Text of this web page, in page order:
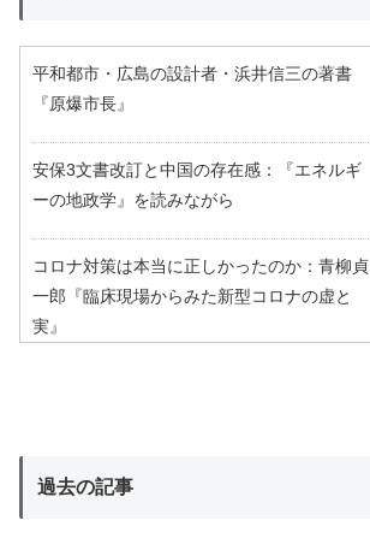
平和都市・広島の設計者・浜井信三の著書
『原爆市長』
安保3文書改訂と中国の存在感：『エネルギ
ーの地政学』を読みながら
コロナ対策は本当に正しかったのか：青柳貞
一郎『臨床現場からみた新型コロナの虚と
実』
過去の記事